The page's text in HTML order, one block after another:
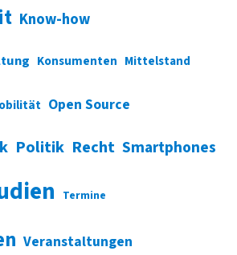
Know-how
Konsumenten Mittelstand
Open Source
Politik Recht Smartphones
Termine
Veranstaltungen